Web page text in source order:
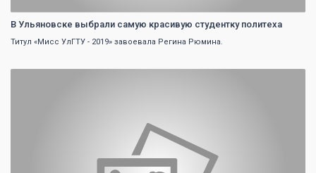
В Ульяновске выбрали самую красивую студентку политеха
Титул «Мисс УлГТУ - 2019» завоевала Регина Рюмина.